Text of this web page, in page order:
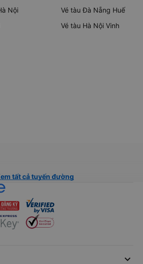
Nội
Vé tàu Đà Nẵng Huế
Vé tàu Hà Nội Vinh
tất cả tuyến đường
keyboard_arrow_down